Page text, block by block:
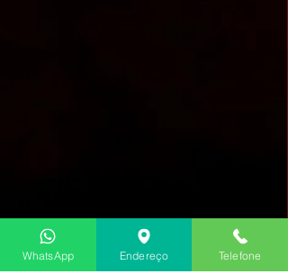
WhatsApp Endereço Telefone